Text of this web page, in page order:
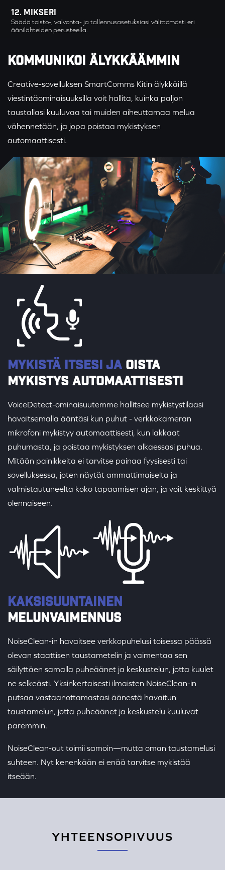
Mikseri
Säädä toisto-, valvonta- ja tallennusasetuksiasi välittömästi eri
äänilähteiden perusteella.
KOMMUNIKOI ÄLYKKÄÄMMIN
Creative-sovelluksen SmartComms Kitin älykkäillä
viestintäominaisuuksilla voit hallita, kuinka paljon
taustallasi kuuluvaa tai muiden aiheuttamaa melua
vähennetään, ja jopa poistaa mykistyksen
automaattisesti.
MYKISTÄ ITSESI JA OISTA
MYKISTYS AUTOMAATTISESTI
VoiceDetect-ominaisuutemme hallitsee mykistystilaasi
havaitsemalla ääntäsi kun puhut - verkkokameran
mikrofoni mykistyy automaattisesti, kun lakkaat
puhumasta, ja poistaa mykistyksen alkaessasi puhua.
Mitään painikkeita ei tarvitse painaa fyysisesti tai
sovelluksessa, joten näytät ammattimaiselta ja
valmistautuneelta koko tapaamisen ajan, ja voit keskittyä
olennaiseen.
KAKSISUUNTAINEN
MELUNVAIMENNUS
NoiseClean-in havaitsee verkkopuhelusi toisessa päässä
olevan staattisen taustametelin ja vaimentaa sen
säilyttäen samalla puheäänet ja keskustelun, jotta kuulet
ne selkeästi. Yksinkertaisesti ilmaisten NoiseClean-in
putsaa vastaanottamastasi äänestä havaitun
taustamelun, jotta puheäänet ja keskustelu kuuluvat
paremmin.
NoiseClean-out toimii samoin—mutta oman taustamelusi
suhteen. Nyt kenenkään ei enää tarvitse mykistää
itseään.
YHTEENSOPIVUUS